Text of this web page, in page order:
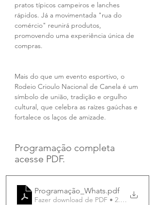
pratos típicos campeiros e lanches
rápidos. Já a movimentada "rua do
comércio" reunirá produtos,
promovendo uma experiência única de
compras.
Mais do que um evento esportivo, o
Rodeio Crioulo Nacional de Canela é um
símbolo de união, tradição e orgulho
cultural, que celebra as raízes gaúchas e
fortalece os laços de amizade.
Programação completa
acesse PDF.
Programação_Whats.pdf
Fazer download de PDF • 2.08MB